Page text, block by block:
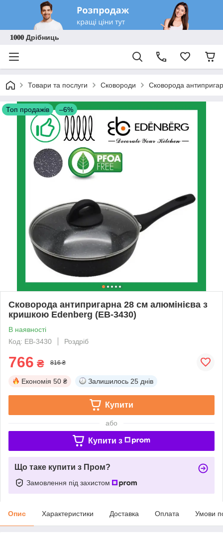
𝟏𝟎𝟎𝟎 Дрібниць
Товари та послуги Сковороди Сковорода
Топ продажів –6%
Сковорода антипригарна 28 см алюмінієва з
кришкою Edenberg (EB-3430)
В наявності
Код: EB-3430
Роздріб
766 ₴ 816 ₴
Економія 50 ₴ Залишилось 25 днів
Купити
або
Купити з
Що таке купити з Пром?
Замовлення під захистом
Опис Характеристики Доставка Оплата Умови